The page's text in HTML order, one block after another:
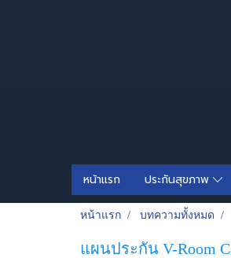
หน้าแรก ประกันสุขภาพ
หน้าแรก บทความทั้งหมด
แผนประกัน V-Room